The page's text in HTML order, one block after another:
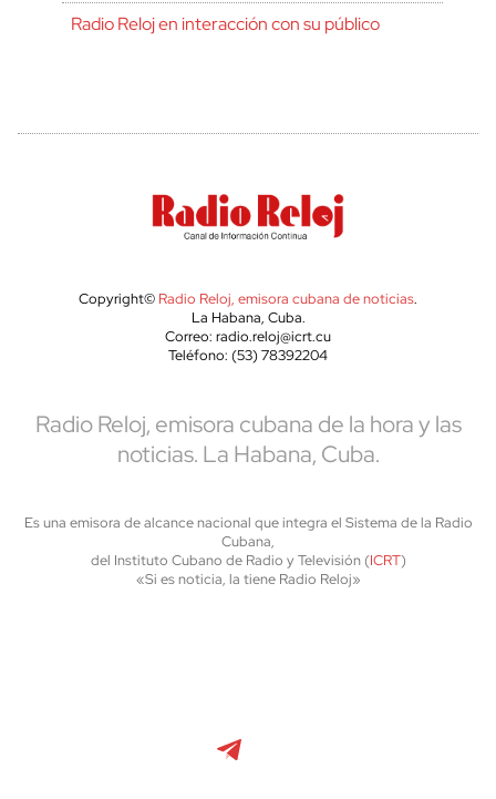
Radio Reloj en interacción con su público
Copyright© Radio Reloj, emisora cubana de noticias.
La Habana, Cuba.
Correo: radio.reloj@icrt.cu
Teléfono: (53) 78392204
Radio Reloj, emisora cubana de la hora y las
noticias. La Habana, Cuba.
Es una emisora de alcance nacional que integra el Sistema de la Radio
Cubana,
del Instituto Cubano de Radio y Televisión (ICRT)
«Si es noticia, la tiene Radio Reloj»